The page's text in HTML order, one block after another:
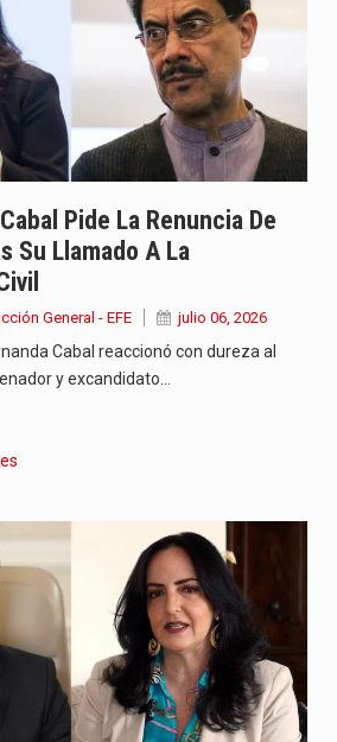
La llegada de Álvaro Uribe Vélez a la ceremonia de…
Con una salva de 21 cañonazos se cumplieron los honores…
El presidente electo Abelardo de la Espriella aseguró que durante…
Las autoridades sanitarias de Francia y España mantienen bajo vigilancia…
Pide La Renuncia De
Su Llamado A La
General - EFE julio 06, 2026
Cabal reaccionó con dureza al
y excandidato…